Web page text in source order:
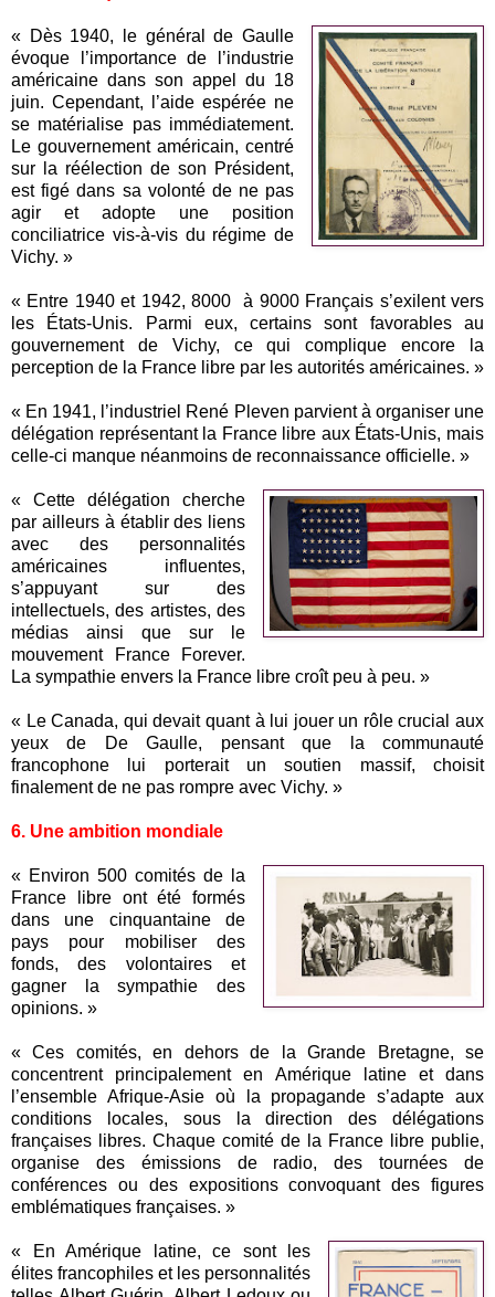
« Dès 1940, le général de Gaulle
évoque l’importance de l’industrie
américaine dans son appel du 18
juin. Cependant, l’aide espérée ne
se matérialise pas immédiatement.
Le gouvernement américain, centré
sur la réélection de son Président,
est figé dans sa volonté de ne pas
agir et adopte une position
conciliatrice vis-à-vis du régime de
Vichy. »
« Entre 1940 et 1942, 8000 à 9000 Français s’exilent vers
les États-Unis. Parmi eux, certains sont favorables au
gouvernement de Vichy, ce qui complique encore la
perception de la France libre par les autorités américaines. »
« En 1941, l’industriel René Pleven parvient à organiser une
délégation représentant la France libre aux États-Unis, mais
celle-ci manque néanmoins de reconnaissance officielle. »
« Cette délégation cherche
par ailleurs à établir des liens
avec des personnalités
américaines influentes,
s’appuyant sur des
intellectuels, des artistes, des
médias ainsi que sur le
mouvement France Forever.
La sympathie envers la France libre croît peu à peu. »
« Le Canada, qui devait quant à lui jouer un rôle crucial aux
yeux de De Gaulle, pensant que la communauté
francophone lui porterait un soutien massif, choisit
finalement de ne pas rompre avec Vichy. »
6. Une ambition mondiale
« Environ 500 comités de la
France libre ont été formés
dans une cinquantaine de
pays pour mobiliser des
fonds, des volontaires et
gagner la sympathie des
opinions. »
« Ces comités, en dehors de la Grande Bretagne, se
concentrent principalement en Amérique latine et dans
l’ensemble Afrique-Asie où la propagande s’adapte aux
conditions locales, sous la direction des délégations
françaises libres. Chaque comité de la France libre publie,
organise des émissions de radio, des tournées de
conférences ou des expositions convoquant des figures
emblématiques françaises. »
« En Amérique latine, ce sont les
élites francophiles et les personnalités